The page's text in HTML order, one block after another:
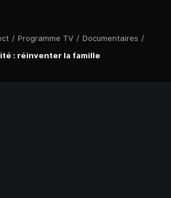
/ Programme TV / Documentaires /
: réinventer la famille